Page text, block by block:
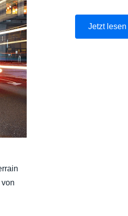
Denmark (English)
Finland (English)
Jetzt lesen